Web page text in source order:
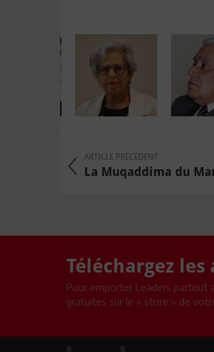
ARTICLE PRÉCÉDENT
La Muqaddima du
Téléchargez
Pour emporter Leaders partout
gratuites sur le « store » de